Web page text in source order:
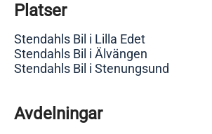
Platser
Stendahls Bil i Lilla Edet
Stendahls Bil i Älvängen
Stendahls Bil i Stenungsund
Avdelningar